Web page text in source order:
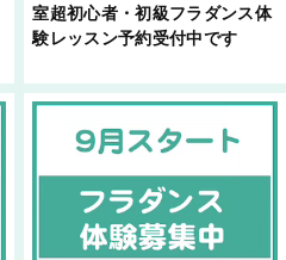
室超初心者・初級フラダンス体
験レッスン予約受付中です